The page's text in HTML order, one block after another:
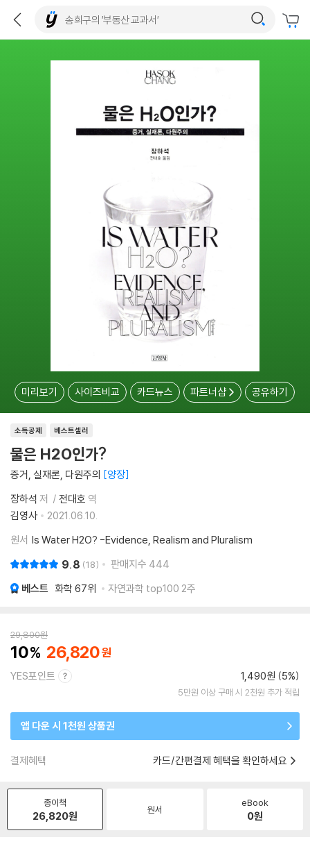
미리보기 사이즈비교 카드뉴스 파트너샵 공유하기
소득공제 베스트셀러
물은 H2O인가?
증거, 실재론, 다원주의
양장
장하석 저 전대호 역
김영사
2021.06.10.
원서 Is Water H2O? -Evidence, Realism and Pluralism
9.8 18 판매지수 444
베스트 화학 67위 자연과학 top100 2주
29,800원
10 26,820
YES포인트 1,490원 (5%)
5만원 이상 구매 시 2천원 추가 적립
앱 다운 시 1천원 상품권
결제혜택 카드/간편결제 혜택을 확인하세요
종이책
26,820원 원서
eBook
0원